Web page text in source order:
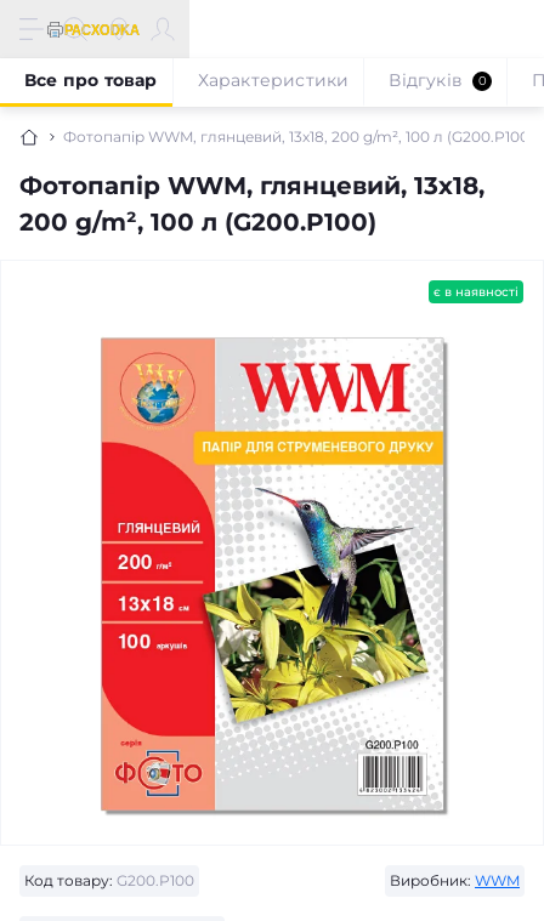
Фотопапір WWM, глянцевий, 13х18, 200 g/m², 100 л (G200.P100)
Фотопапір WWM, глянцевий, 13х18,
200 g/m², 100 л (G200.P100)
Все про товар Характеристики Відгуків 0
є в наявності
Код товару: G200.P100 Виробник: WWM